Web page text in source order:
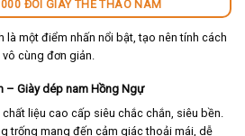
ĐÔI GIÀY THỂ THAO NAM
là một điểm nhấn nổi bật, tạo nên tính cách
cùng đơn giản.
– Giày dép nam Hồng Ngự
liệu cao cấp siêu chắc chắn, siêu bền.
trống mang đến cảm giác thoải mái, dễ